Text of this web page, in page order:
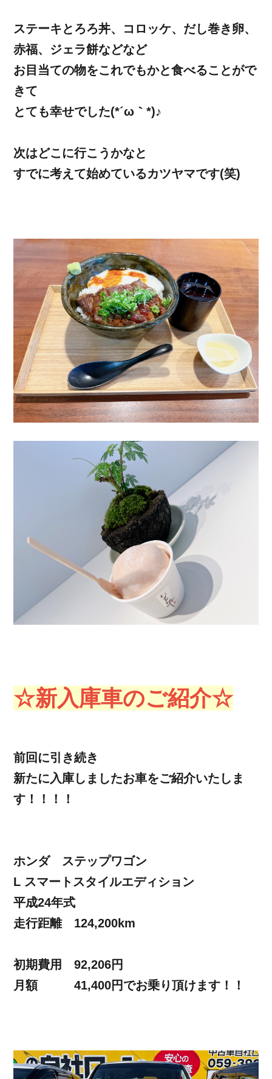
ステーキとろろ丼、コロッケ、だし巻き卵、
赤福、ジェラ餅などなど
お目当ての物をこれでもかと食べることがで
きて
とても幸せでした(*´ω｀*)♪
次はどこに行こうかなと
すでに考えて始めているカツヤマです(笑)
☆新入庫車のご紹介☆
前回に引き続き
新たに入庫しましたお車をご紹介いたしま
す！！！！
ホンダ ステップワゴン
L スマートスタイルエディション
平成24年式
走行距離 124,200km
初期費用 92,206円
月額 41,400円でお乗り頂けます！！